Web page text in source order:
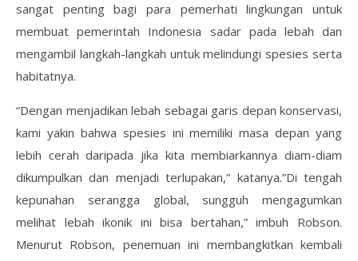
sangat penting bagi para pemerhati lingkungan untuk
membuat pemerintah Indonesia sadar pada lebah dan
mengambil langkah-langkah untuk melindungi spesies serta
habitatnya.
“Dengan menjadikan lebah sebagai garis depan konservasi,
kami yakin bahwa spesies ini memiliki masa depan yang
lebih cerah daripada jika kita membiarkannya diam-diam
dikumpulkan dan menjadi terlupakan,” katanya.”Di tengah
kepunahan serangga global, sungguh mengagumkan
melihat lebah ikonik ini bisa bertahan,” imbuh Robson.
Menurut Robson, penemuan ini membangkitkan kembali